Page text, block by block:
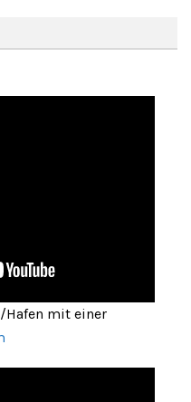
Hafen mit einer